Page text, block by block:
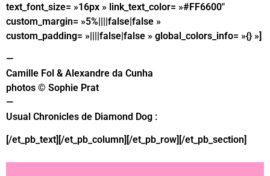
text_font_size= »16px » link_text_color= »#FF6600″
custom_margin= »5%||||false|false »
custom_padding= »||||false|false » global_colors_info= »{} »]
—
Camille Fol & Alexandre da Cunha
photos © Sophie Prat
—
Usual Chronicles de Diamond Dog :
[/et_pb_text][/et_pb_column][/et_pb_row][/et_pb_section]